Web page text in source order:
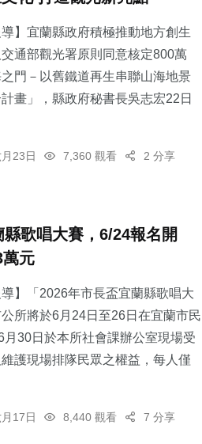
導】宜蘭縣政府積極推動地方創生
通部觀光署原則同意核定800萬
門－以舊鐵道再生串聯山海地景
畫」，縣政府秘書長吳志宏22日
23日 7,360 觀看 2 分享
歌唱大賽，6/24報名開
元
導】「2026年市長盃宜蘭縣歌唱大
所將於6月24日至26日在宜蘭市民
30日於本所社會課辦公室現場受
護現場排隊民眾之權益，每人僅
17日 8,440 觀看 7 分享